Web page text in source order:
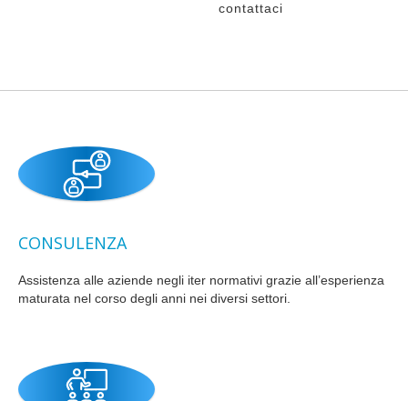
contattaci
CONSULENZA
Assistenza alle aziende negli iter normativi grazie all’esperienza
maturata nel corso degli anni nei diversi settori.